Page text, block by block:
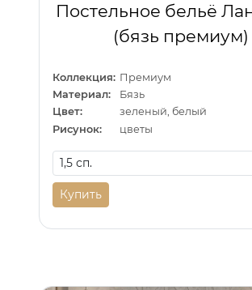
Постельное бельё
(бязь премиум)
Коллекция: Премиум
Материал:
Бязь
Цвет:
зеленый, белый
Рисунок:
цветы
Купить